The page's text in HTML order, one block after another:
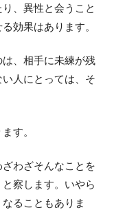
、異性と会うこと
効果はあります。
、相手に未練が残
人にとっては、そ
す。
わざそんなことを
察します。いやら
ることもありま